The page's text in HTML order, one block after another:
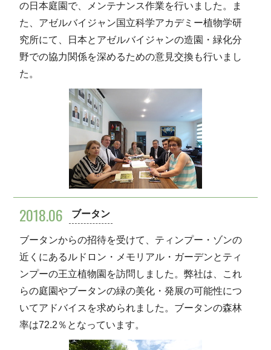
の日本庭園で、メンテナンス作業を行いました。ま
た、アゼルバイジャン国立科学アカデミー植物学研
究所にて、日本とアゼルバイジャンの造園・緑化分
野での協力関係を深めるための意見交換も行いまし
た。
2018.06 ブータン
ブータンからの招待を受けて、ティンプー・ゾンの
近くにあるルドロン・メモリアル・ガーデンとティ
ンプーの王立植物園を訪問しました。弊社は、これ
らの庭園やブータンの緑の美化・発展の可能性につ
いてアドバイスを求められました。ブータンの森林
率は72.2％となっています。